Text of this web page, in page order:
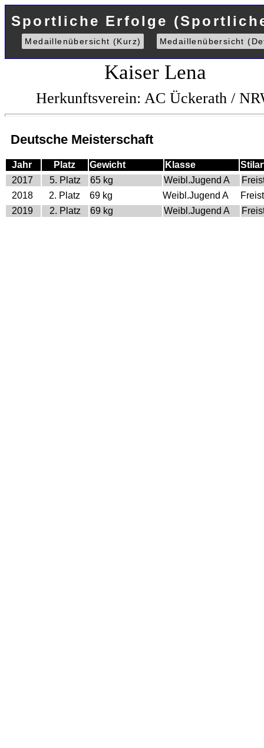
Sportliche Erfolge
Medaillenübersicht (Kurz) Medaillenübersicht
Kaiser Lena
Herkunftsverein: AC Ückerath /
Deutsche Meisterschaft
Jahr Platz Gewicht Klasse
2017
5. Platz 65 kg Weibl.Jugend A
2018
2. Platz 69 kg Weibl.Jugend A
2019
2. Platz 69 kg Weibl.Jugend A